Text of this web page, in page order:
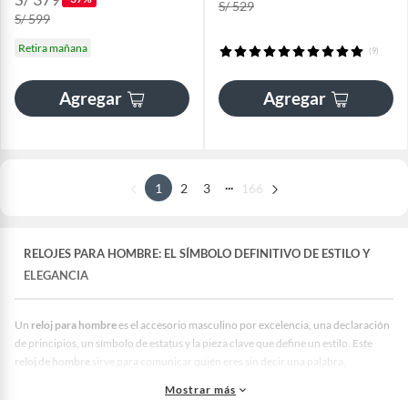
S/ 599
Retira mañana
Agregar
S/ 529
(9)
Agregar
1 2 3 ... 166
RELOJES PARA HOMBRE: EL SÍMBOLO DEFINITIVO DE ESTILO Y
ELEGANCIA
Un reloj para hombrees el accesorio masculino por excelencia, una declaración
de principios, un símbolo de estatus y la pieza clave que define un estilo. Este
reloj de hombre sirve para comunicar quién eres sin decir una palabra,
Mostrar más